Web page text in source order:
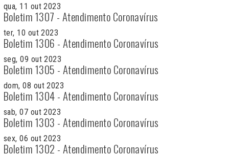
qua, 11 out 2023
Boletim 1307 - Atendimento Coronavírus
ter, 10 out 2023
Boletim 1306 - Atendimento Coronavírus
seg, 09 out 2023
Boletim 1305 - Atendimento Coronavírus
dom, 08 out 2023
Boletim 1304 - Atendimento Coronavírus
sab, 07 out 2023
Boletim 1303 - Atendimento Coronavírus
sex, 06 out 2023
Boletim 1302 - Atendimento Coronavírus